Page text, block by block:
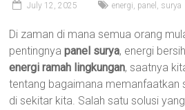
July 12, 2025 energi, panel , surya
Di zaman di mana semua orang
pentingnyapanel surya, energi
energi ramah lingkungan, saatnya
tentang bagaimana memanfaatkan
di sekitar kita. Salah satu solusi